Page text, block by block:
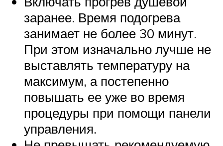
заранее. Время подогрева
занимает не более 30 минут.
При этом изначально лучше не
выставлять температуру на
максимум, а постепенно
повышать ее уже во время
процедуры при помощи панели
управления.